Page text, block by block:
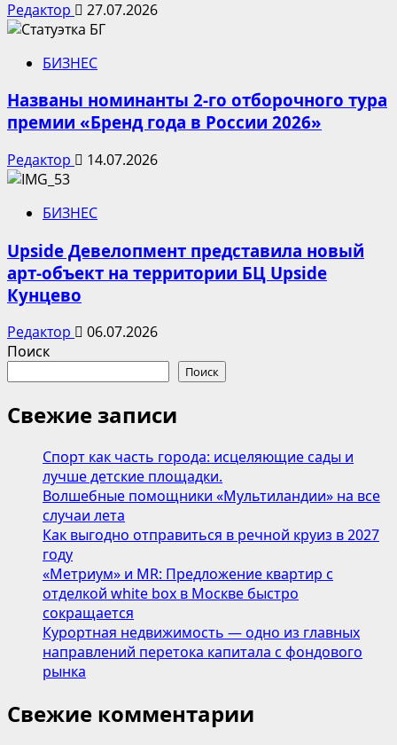
Редактор 27.07.2026
БИЗНЕС
Названы номинанты 2-го отборочного тура
премии «Бренд года в России 2026»
Редактор 14.07.2026
БИЗНЕС
Upside Девелопмент представила новый
арт-объект на территории БЦ Upside
Кунцево
Редактор
06.07.2026
Поиск
Поиск
Свежие записи
Спорт как часть города: исцеляющие сады и
лучше детские площадки.
Волшебные помощники «Мультиландии» на все
случаи лета
Как выгодно отправиться в речной круиз в 2027
году
«Метриум» и MR: Предложение квартир с
отделкой white box в Москве быстро
сокращается
Курортная недвижимость — одно из главных
направлений перетока капитала с фондового
рынка
Свежие комментарии